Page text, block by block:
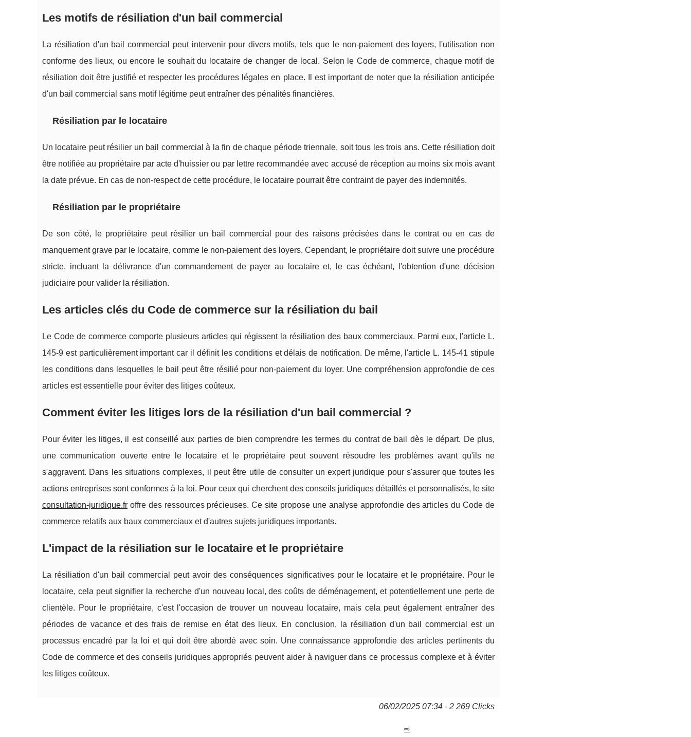
Les motifs de résiliation d'un bail commercial
La résiliation d'un bail commercial peut intervenir pour divers motifs, tels que le non-paiement des loyers, l'utilisation non
conforme des lieux, ou encore le souhait du locataire de changer de local. Selon le Code de commerce, chaque motif de
résiliation doit être justifié et respecter les procédures légales en place. Il est important de noter que la résiliation anticipée
d'un bail commercial sans motif légitime peut entraîner des pénalités financières.
Résiliation par le locataire
Un locataire peut résilier un bail commercial à la fin de chaque période triennale, soit tous les trois ans. Cette résiliation doit
être notifiée au propriétaire par acte d'huissier ou par lettre recommandée avec accusé de réception au moins six mois avant
la date prévue. En cas de non-respect de cette procédure, le locataire pourrait être contraint de payer des indemnités.
Résiliation par le propriétaire
De son côté, le propriétaire peut résilier un bail commercial pour des raisons précisées dans le contrat ou en cas de
manquement grave par le locataire, comme le non-paiement des loyers. Cependant, le propriétaire doit suivre une procédure
stricte, incluant la délivrance d'un commandement de payer au locataire et, le cas échéant, l'obtention d'une décision
judiciaire pour valider la résiliation.
Les articles clés du Code de commerce sur la résiliation du bail
Le Code de commerce comporte plusieurs articles qui régissent la résiliation des baux commerciaux. Parmi eux, l'article L.
145-9 est particulièrement important car il définit les conditions et délais de notification. De même, l'article L. 145-41 stipule
les conditions dans lesquelles le bail peut être résilié pour non-paiement du loyer. Une compréhension approfondie de ces
articles est essentielle pour éviter des litiges coûteux.
Comment éviter les litiges lors de la résiliation d'un bail commercial ?
Pour éviter les litiges, il est conseillé aux parties de bien comprendre les termes du contrat de bail dès le départ. De plus,
une communication ouverte entre le locataire et le propriétaire peut souvent résoudre les problèmes avant qu'ils ne
s'aggravent. Dans les situations complexes, il peut être utile de consulter un expert juridique pour s'assurer que toutes les
actions entreprises sont conformes à la loi. Pour ceux qui cherchent des conseils juridiques détaillés et personnalisés, le site
consultation-juridique.fr offre des ressources précieuses. Ce site propose une analyse approfondie des articles du Code de
commerce relatifs aux baux commerciaux et d'autres sujets juridiques importants.
L'impact de la résiliation sur le locataire et le propriétaire
La résiliation d'un bail commercial peut avoir des conséquences significatives pour le locataire et le propriétaire. Pour le
locataire, cela peut signifier la recherche d'un nouveau local, des coûts de déménagement, et potentiellement une perte de
clientèle. Pour le propriétaire, c'est l'occasion de trouver un nouveau locataire, mais cela peut également entraîner des
périodes de vacance et des frais de remise en état des lieux. En conclusion, la résiliation d'un bail commercial est un
processus encadré par la loi et qui doit être abordé avec soin. Une connaissance approfondie des articles pertinents du
Code de commerce et des conseils juridiques appropriés peuvent aider à naviguer dans ce processus complexe et à éviter
les litiges coûteux.
06/02/2025 07:34 - 2 269 Clicks